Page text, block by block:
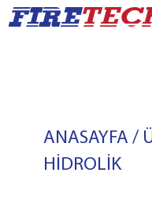
ANASAYFA /
HİDROLİK